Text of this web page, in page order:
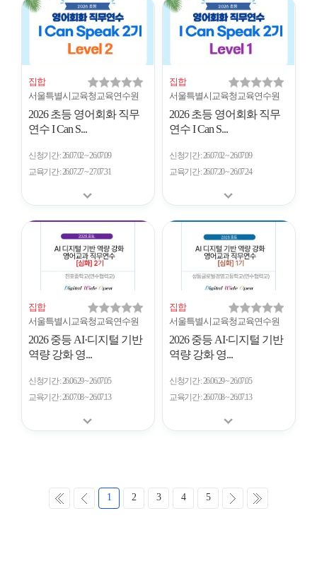
집합
서울특별시교육청교육연수원
2026 초등 영어회화 직무
연수 I Can S...
신청기간 26.07.02 ~ 26.07.09
교육기간 26.07.27 ~ 27.07.31
집합
서울특별시교육청교육연수원
2026 초등 영어회화 직무
연수 I Can S...
신청기간 26.07.02 ~ 26.07.09
교육기간 26.07.20 ~ 26.07.24
집합
서울특별시교육청교육연수원
2026 중등 AI·디지털 기반
역량 강화 영...
신청기간 26.06.29 ~ 26.07.05
교육기간 26.07.08 ~ 26.07.13
집합
서울특별시교육청교육연수원
2026 중등 AI·디지털 기반
역량 강화 영...
신청기간 26.06.29 ~ 26.07.05
교육기간 26.07.08 ~ 26.07.13
처
이
1 2 3 4 5
다
마